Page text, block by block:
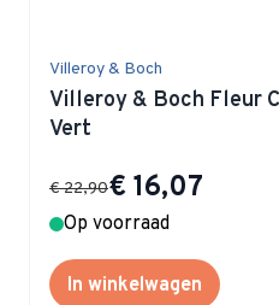
Villeroy & Boch
Villeroy & Boch Fleur
Vert
Special Price
€ 16,07
€ 22,90
Op voorraad
In winkelwagen